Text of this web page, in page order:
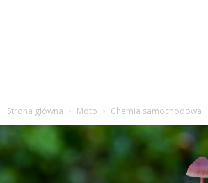
Strona główna Moto Chemia samochodowa